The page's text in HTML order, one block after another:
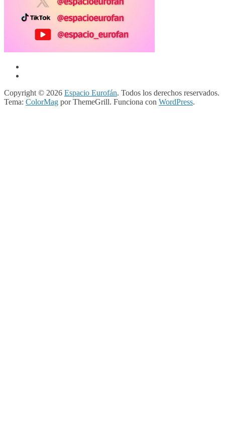
Copyright © 2026 Espacio Eurofán. Todos los derechos reservados.
Tema: ColorMag por ThemeGrill. Funciona con WordPress.